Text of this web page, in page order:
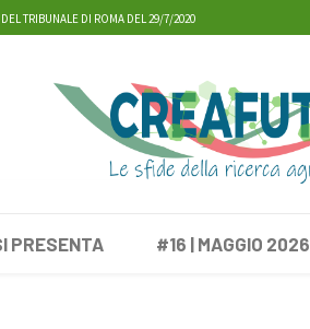
TRIBUNALE DI ROMA DEL 29/7/2020
PRESENTA #16 | MAGGIO 2026